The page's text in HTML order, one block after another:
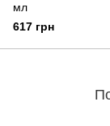
мл
617 грн